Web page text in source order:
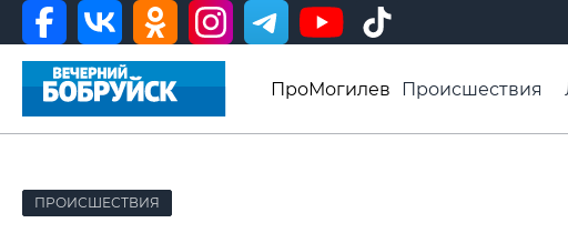
ПроМогилев Происшествия
Видео ВБ
ПРОИСШЕСТВИЯ